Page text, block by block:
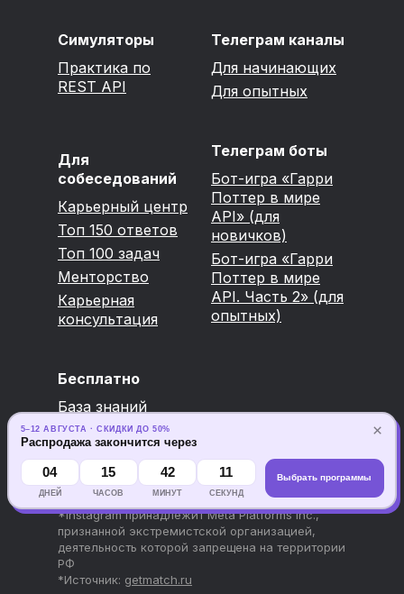
5–12 АВГУСТА · СКИДКИ ДО 50%
Распродажа закончится через
04
ДНЕЙ
15
ЧАСОВ
42
МИНУТ
10
СЕКУНД
Выбрать программы
×
Симуляторы
Практика по
REST API
Для
собеседований
Карьерный центр
Топ 150 ответов
Топ 100 задач
Менторство
Карьерная
консультация
Бесплатно
База знаний
Вебинары
Телеграм каналы
Для начинающих
Для опытных
Телеграм боты
Бот-игра «Гарри
Поттер в мире
API» (для
новичков)
Бот-игра «Гарри
Поттер в мире
API. Часть 2» (для
опытных)
*Instagram принадлежит Meta Platforms Inc.,
признанной экстремистской организацией,
деятельность которой запрещена на территории
РФ
*Источник: getmatch.ru